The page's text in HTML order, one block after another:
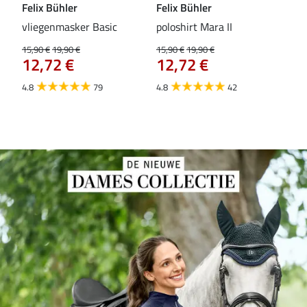
Felix Bühler
vliegenmasker Basic
15,90 €19,90 €
12,72 €
4.8 79
Felix Bühler
poloshirt Mara II
15,90 €19,90 €
12,72 €
4.8 42